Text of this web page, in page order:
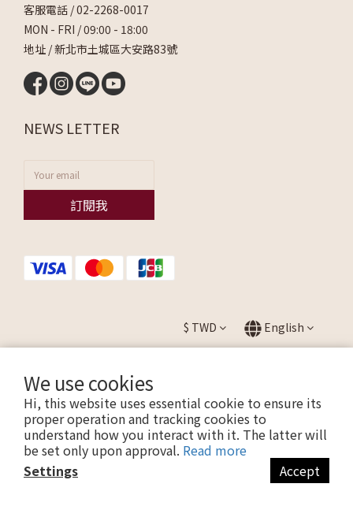
We use cookies
Hi, this website uses essential cookie to ensure its
proper operation and tracking cookies to
understand how you interact with it. The latter will
be set only upon approval. Read more
Settings
Accept
客服電話 /02-2268-0017
MON - FRI / 09:00 - 18:00
地址 / 新北市土城區大安路83號
NEWS LETTER
訂閱我
$ TWD English
提醒您，我們不會以電話或簡訊方式通知變更付款方式。
Copyright © 2026 ALLEZ. All Rights Reserved.
聯瑩國際股份有限公司 CO. LTD / 統一編號：27595665